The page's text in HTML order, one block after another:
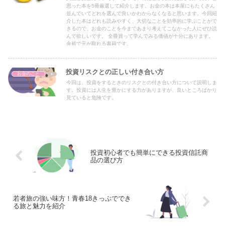
思った本を5冊厳選して紹介します。お金の本は本屋にもたくさん
並んでいてどれを選んで良いかわからなくなると思います。今回紹
介した本はどれも読みやすく、大切なことを効率的に学ぶことがで
きるので、お金のことを今まであまり考えてこなかった人にぜひ読
んで欲しいです。 全冊買って学んでみる価値が十分にあります。
余裕で元が取れる書籍です。
お金のこと 投資リスクとの正しい付き合い方
今回は、投資をするときのリスクとの付き合い方について説明しま
す。投資には人生を豊かにする力がありますが、良いところばかり
見ていると危険です。
投資初心者でも簡単にできる投資信託商
品の選び方
若者旅の強い味方！青春18きっぷででき
る旅と魅力を紹介